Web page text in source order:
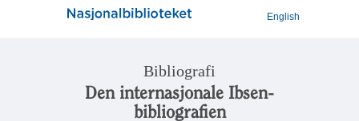
English
Bibliografi
Den internasjonale Ibsen-
bibliografien